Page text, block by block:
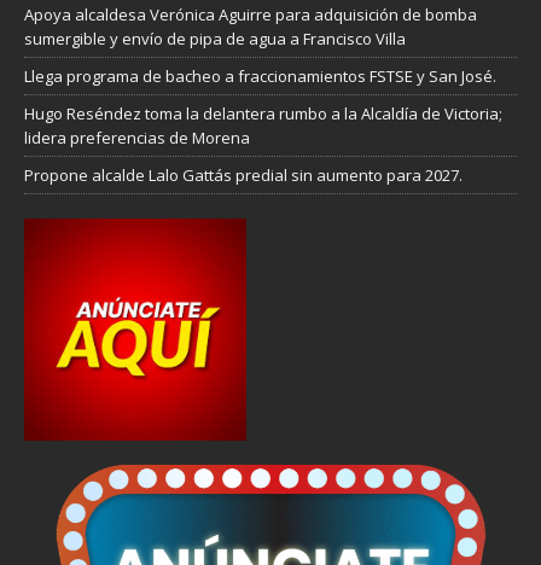
Apoya alcaldesa Verónica Aguirre para adquisición de bomba
sumergible y envío de pipa de agua a Francisco Villa
Llega programa de bacheo a fraccionamientos FSTSE y San José.
Hugo Reséndez toma la delantera rumbo a la Alcaldía de Victoria;
lidera preferencias de Morena
Propone alcalde Lalo Gattás predial sin aumento para 2027.